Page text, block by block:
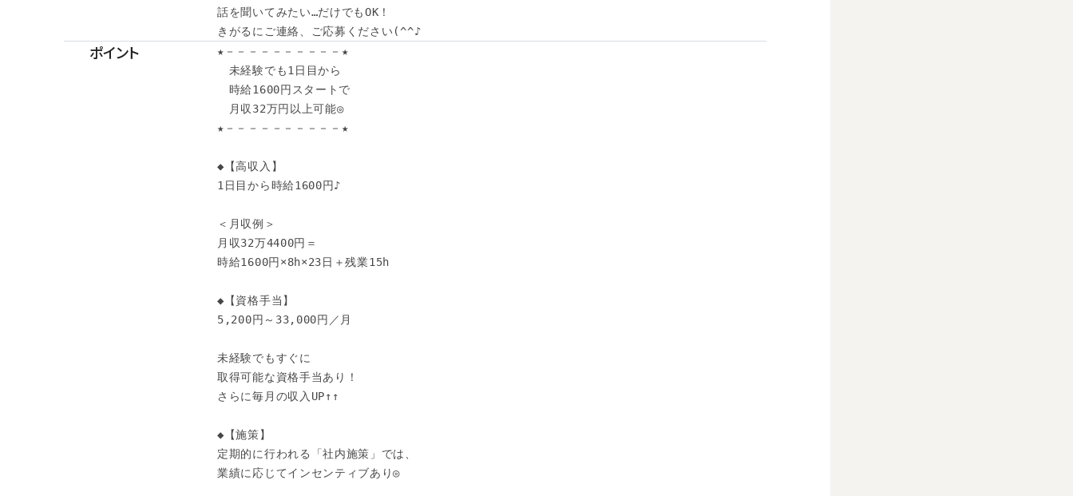
話を聞いてみたい…だけでもOK！
きがるにご連絡、ご応募ください(^^♪
ポイント
★－－－－－－－－－－★
未経験でも1日目から
時給1600円スタートで
月収32万円以上可能◎
★－－－－－－－－－－★
◆【高収入】
1日目から時給1600円♪
＜月収例＞
月収32万4400円＝
時給1600円×8h×23日＋残業15h
◆【資格手当】
5,200円～33,000円／月
未経験でもすぐに
取得可能な資格手当あり！
さらに毎月の収入UP↑↑
◆【施策】
定期的に行われる「社内施策」では、
業績に応じてインセンティブあり◎